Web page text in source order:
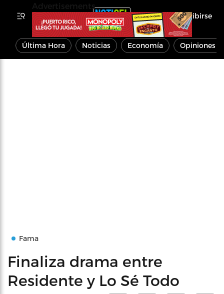
Inscribirse
Última Hora Noticias Economía Opiniones
Fama
Finaliza drama entre
Residente y Lo Sé Todo
Advertisements